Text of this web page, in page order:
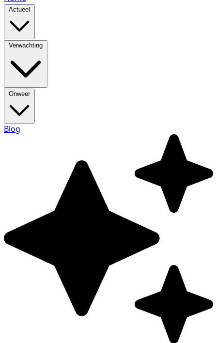
Actueel
Verwachting
Onweer
Blog